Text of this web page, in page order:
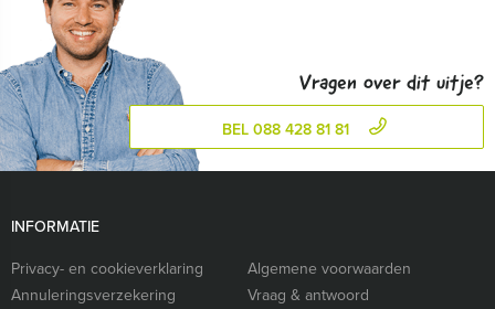
Vragen over dit uitje?
BEL 088 428 81 81
INFORMATIE
Privacy- en cookieverklaring
Algemene voorwaarden
Annuleringsverzekering
Vraag & antwoord